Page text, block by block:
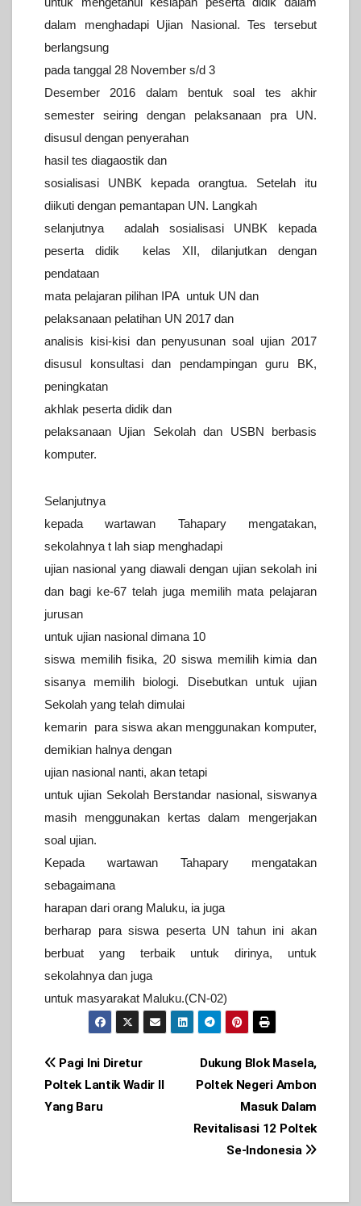
dalam
menghadapi Ujian Nasional. Tes tersebut
berlangsung
pada tanggal 28 November s/d 3
Desember 2016 dalam bentuk soal tes akhir
semester
seiring dengan pelaksanaan pra UN.
disusul dengan penyerahan
hasil tes diagaostik dan
sosialisasi UNBK kepada orangtua. Setelah itu
diikuti dengan pemantapan UN. Langkah
selanjutnya adalah sosialisasi
UNBK kepada
peserta didik kelas XII, dilanjutkan dengan
pendataan
mata pelajaran pilihan IPA untuk UN dan
pelaksanaan pelatihan UN 2017 dan
analisis kisi-kisi dan penyusunan soal ujian 2017
disusul
konsultasi dan pendampingan guru BK,
peningkatan
akhlak peserta didik dan
pelaksanaan Ujian Sekolah dan USBN berbasis
komputer.
Selanjutnya
kepada wartawan Tahapary mengatakan,
sekolahnya t lah siap menghadapi
ujian nasional yang diawali dengan ujian sekolah ini
dan bagi ke-67 telah juga memilih mata pelajaran
jurusan
untuk ujian nasional dimana 10
siswa memilih fisika, 20 siswa memilih kimia dan
sisanya memilih biologi.
Disebutkan untuk ujian
Sekolah yang telah dimulai
kemarin para siswa akan menggunakan komputer,
demikian halnya dengan
ujian nasional nanti, akan tetapi
untuk ujian Sekolah Berstandar nasional, siswanya
masih menggunakan kertas dalam mengerjakan
soal ujian.
Kepada wartawan Tahapary mengatakan
sebagaimana
harapan dari orang Maluku, ia juga
berharap para siswa peserta UN tahun ini akan
berbuat
yang terbaik untuk dirinya, untuk
sekolahnya dan juga
untuk masyarakat Maluku.(CN-02)
Post
navigation
Dukung Blok Masela,
Poltek Negeri Ambon
Masuk Dalam
Revitalisasi 12 Poltek
Se-Indonesia
Pagi Ini Diretur
Poltek Lantik Wadir II
Yang Baru